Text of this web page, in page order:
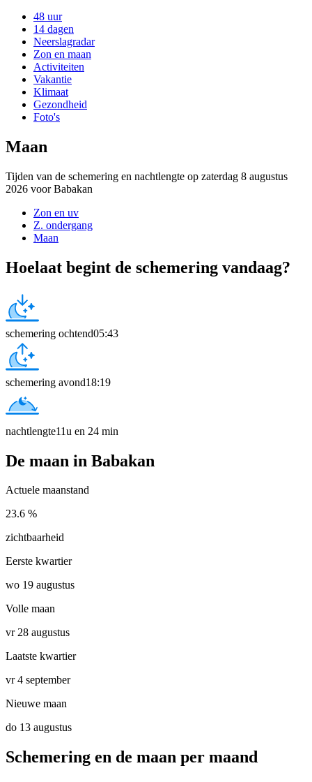
48 uur
14 dagen
Neerslagradar
Zon en maan
Activiteiten
Vakantie
Klimaat
Gezondheid
Foto's
Maan
Tijden van de schemering en nachtlengte op zaterdag 8 augustus
2026 voor Babakan
Zon en uv
Z. ondergang
Maan
Hoelaat begint de schemering vandaag?
schemering ochtend05:43
schemering avond18:19
nachtlengte11u en 24 min
De maan in Babakan
Actuele maanstand
23.6 %
zichtbaarheid
Eerste kwartier
wo 19 augustus
Volle maan
vr 28 augustus
Laatste kwartier
vr 4 september
Nieuwe maan
do 13 augustus
Schemering en de maan per maand